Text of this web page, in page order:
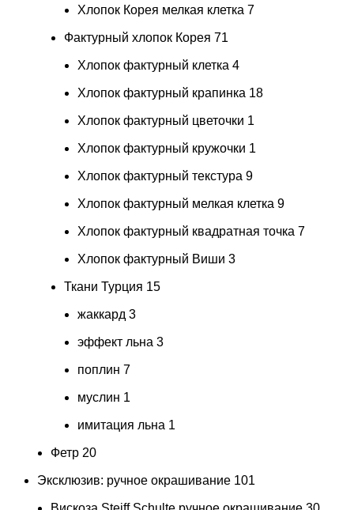
Хлопок Корея мелкая клетка 7
Фактурный хлопок Корея 71
Хлопок фактурный клетка 4
Хлопок фактурный крапинка 18
Хлопок фактурный цветочки 1
Хлопок фактурный кружочки 1
Хлопок фактурный текстура 9
Хлопок фактурный мелкая клетка 9
Хлопок фактурный квадратная точка 7
Хлопок фактурный Виши 3
Ткани Турция 15
жаккард 3
эффект льна 3
поплин 7
муслин 1
имитация льна 1
Фетр 20
Эксклюзив: ручное окрашивание 101